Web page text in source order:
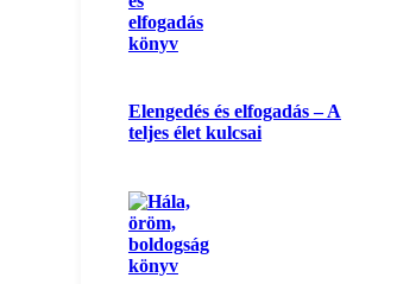
Elengedés és elfogadás – A
teljes élet kulcsai